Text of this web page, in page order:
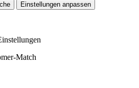
Einstellungen anpassen
Match